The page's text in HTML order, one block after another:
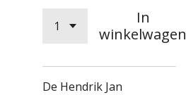
In
winkelwagen
De Hendrik Jan